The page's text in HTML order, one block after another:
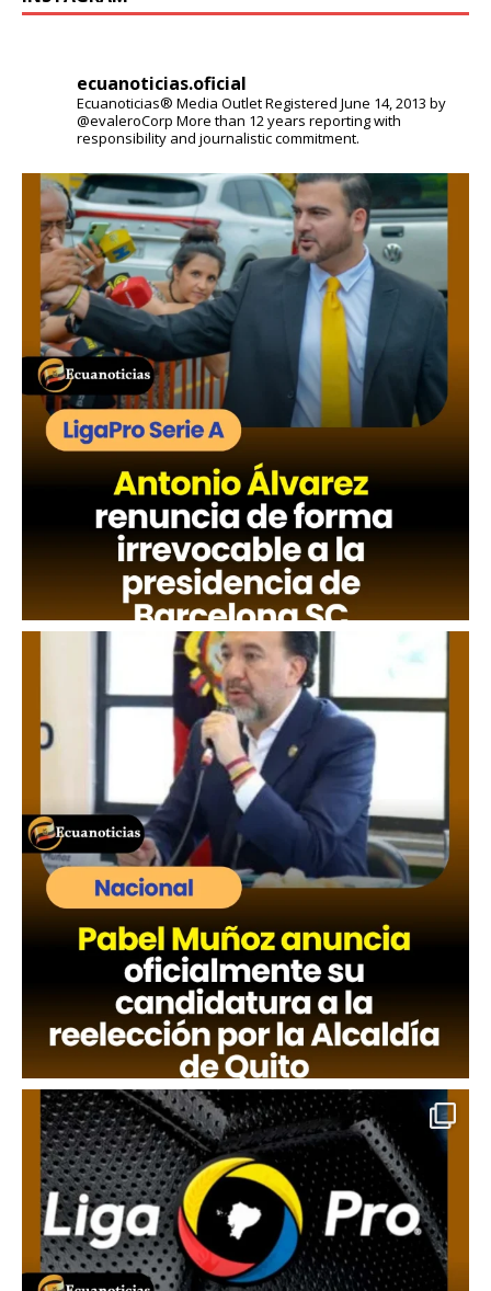
ecuanoticias.oficial
Ecuanoticias® Media OutletRegistered June 14, 2013 by
@evaleroCorp More than 12 years reporting with
responsibility and journalistic commitment.